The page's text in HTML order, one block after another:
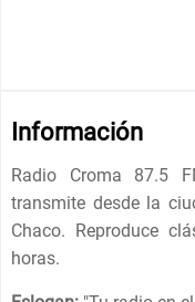
Información
Radio Croma 87.5
transmite desde la
Chaco. Reproduce
horas.